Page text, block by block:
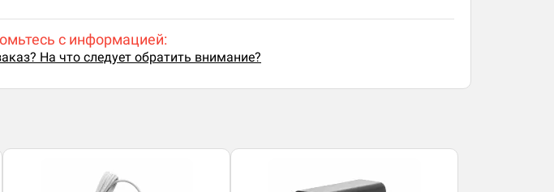
с информацией:
На что следует обратить внимание?